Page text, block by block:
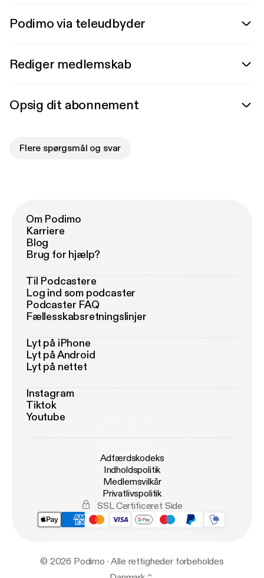
Podimo via teleudbyder
Rediger medlemskab
Opsig dit abonnement
Flere spørgsmål og svar
Om Podimo
Karriere
Blog
Brug for hjælp?
Til Podcastere
Log ind som podcaster
Podcaster FAQ
Fællesskabsretningslinjer
Lyt på iPhone
Lyt på Android
Lyt på nettet
Instagram
Tiktok
Youtube
Adfærdskodeks
Indholdspolitik
Medlemsvilkår
Privatlivspolitik
SSL Certificeret Side
© 2026 Podimo · Alle rettigheder forbeholdes